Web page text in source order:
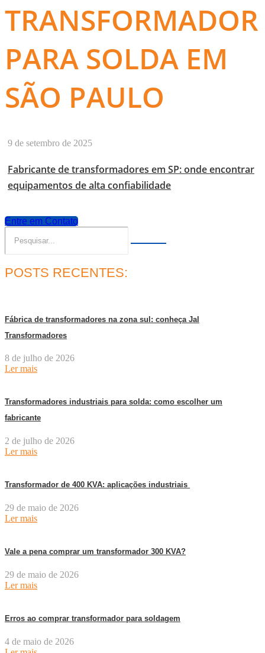
TRANSFORMADOR
PARA SOLDA EM
SÃO PAULO
9 de setembro de 2025
Fabricante de transformadores em SP: onde encontrar
equipamentos de alta confiabilidade
Entre em Contato
POSTS RECENTES:
Fábrica de transformadores na zona sul: conheça Jal
Transformadores
8 de julho de 2026
Ler mais
Transformadores industriais para solda: como escolher um
fabricante
2 de julho de 2026
Ler mais
Transformador de 400 KVA: aplicações industriais
29 de maio de 2026
Ler mais
Vale a pena comprar um transformador 300 KVA?
29 de maio de 2026
Ler mais
Erros ao comprar transformador para soldagem
4 de maio de 2026